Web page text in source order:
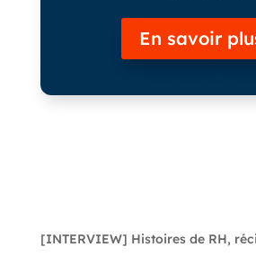
En savoir
[INTERVIEW] Histoires de RH,